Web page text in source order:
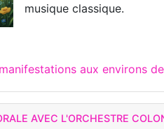
musique classique.
aux environs de
AVEC L'ORCHESTRE